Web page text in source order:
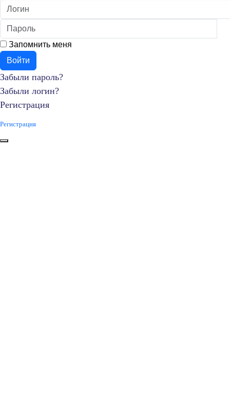
Логин
Пароль
Запомнить меня
Войти
Забыли пароль?
Забыли логин?
Регистрация
Регистрация